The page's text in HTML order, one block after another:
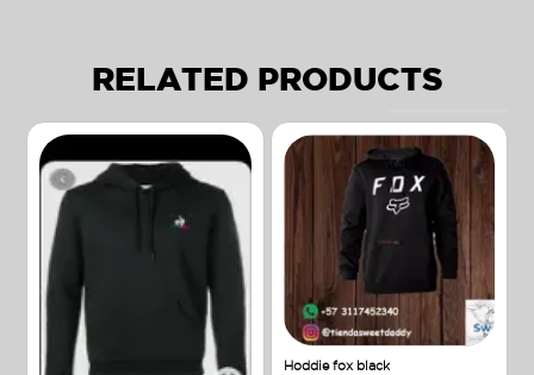
RELATED PRODUCTS
Hoddie fox black